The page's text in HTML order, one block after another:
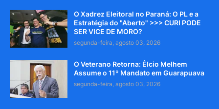
O Xadrez Eleitoral no Paraná: O PL e a
Estratégia do "Aberto" >>> CURI PODE
SER VICE DE MORO?
segunda-feira, agosto 03, 2026
O Veterano Retorna: Élcio Melhem
Assume o 11º Mandato em Guarapuava
segunda-feira, agosto 03, 2026